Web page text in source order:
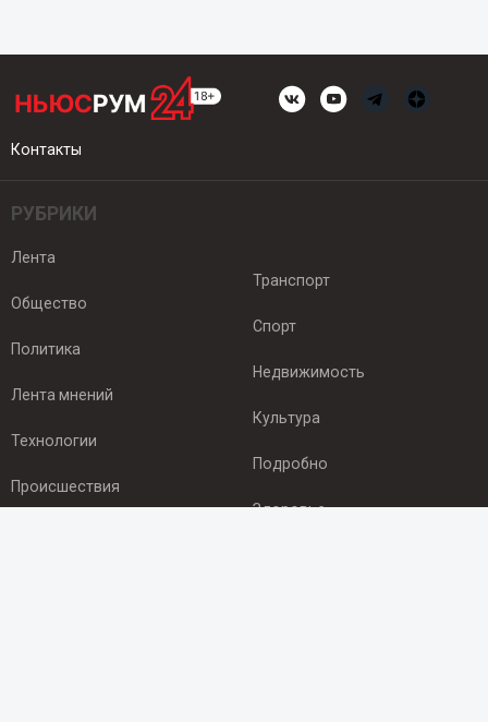
Контакты
РУБРИКИ
Лента
Общество
Политика
Лента мнений
Технологии
Происшествия
Транспорт
Спорт
Недвижимость
Культура
Подробно
Здоровье